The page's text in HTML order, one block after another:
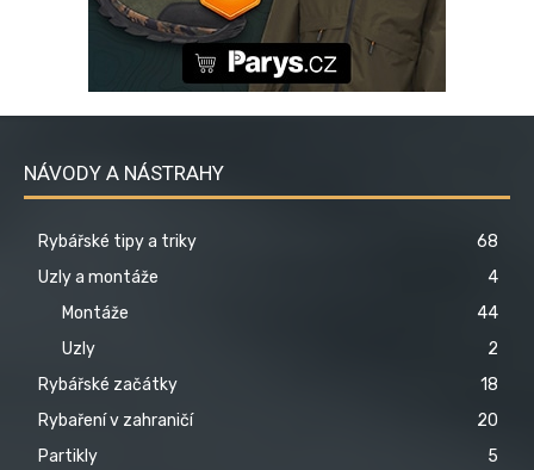
NÁVODY A NÁSTRAHY
Rybářské tipy a triky
68
Uzly a montáže
4
Montáže
44
Uzly
2
Rybářské začátky
18
Rybaření v zahraničí
20
Partikly
5